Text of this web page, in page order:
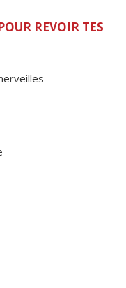
REVOIR TES